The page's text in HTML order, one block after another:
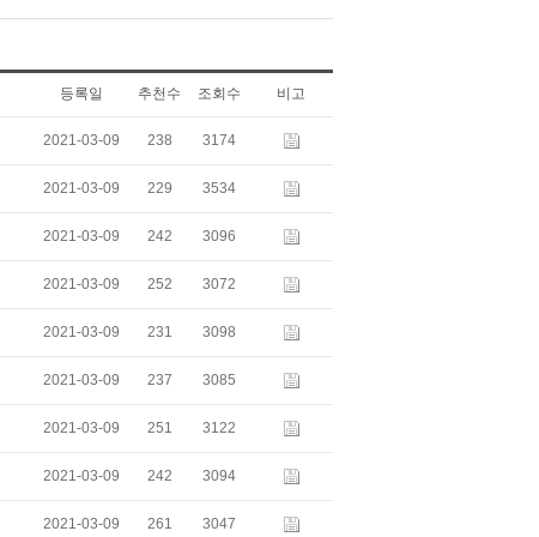
등록일 추천수 조회수 비고
2021-03-09 238 3174
2021-03-09 229 3534
2021-03-09 242 3096
2021-03-09 252 3072
2021-03-09 231 3098
2021-03-09 237 3085
2021-03-09 251 3122
2021-03-09 242 3094
2021-03-09 261 3047